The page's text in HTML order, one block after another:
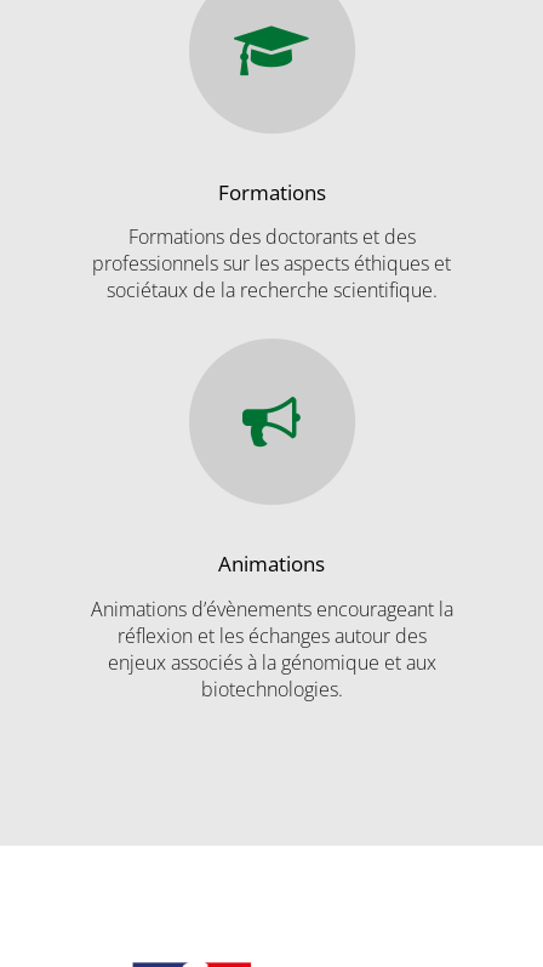
Formations
Formations des doctorants et des
professionnels sur les aspects éthiques et
sociétaux de la recherche scientifique.
Animations
Animations d’évènements encourageant la
réflexion et les échanges autour des
enjeux associés à la génomique et aux
biotechnologies.